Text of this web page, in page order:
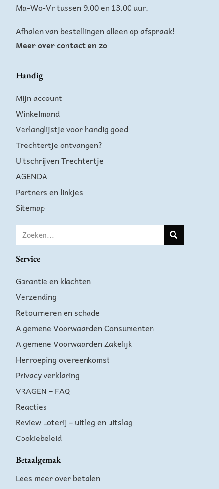
Ma-Wo-Vr tussen 9.00 en 13.00 uur.
Afhalen van bestellingen alleen op afspraak!
Meer over contact en zo
Handig
Mijn account
Winkelmand
Verlanglijstje voor handig goed
Trechtertje ontvangen?
Uitschrijven Trechtertje
AGENDA
Partners en linkjes
Sitemap
Service
Garantie en klachten
Verzending
Retourneren en schade
Algemene Voorwaarden Consumenten
Algemene Voorwaarden Zakelijk
Herroeping overeenkomst
Privacy verklaring
VRAGEN – FAQ
Reacties
Review Loterij – uitleg en uitslag
Cookiebeleid
Betaalgemak
Lees meer over betalen